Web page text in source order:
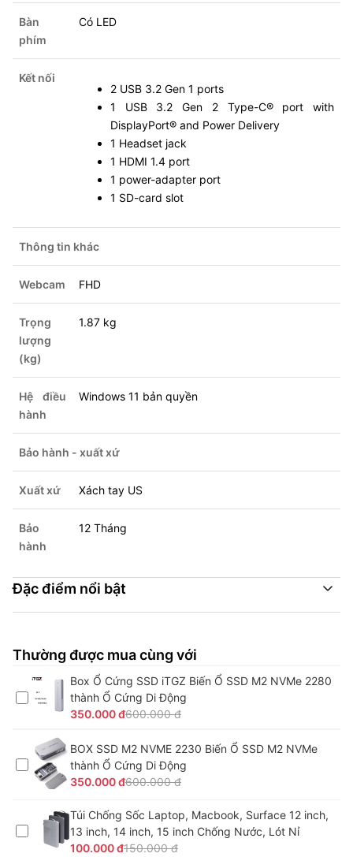
Bàn
phím
Có LED
Kết nối
2 USB 3.2 Gen 1 ports
1 USB 3.2 Gen 2 Type-C® port with
DisplayPort® and Power Delivery
1 Headset jack
1 HDMI 1.4 port
1 power-adapter port
1 SD-card slot
Thông tin khác
Webcam FHD
Trọng
lượng
(kg)
1.87 kg
Hệ điều
hành
Windows 11 bản quyền
Bảo hành - xuất xứ
Xuất xứ Xách tay US
Bảo
hành
12 Tháng
Đặc điểm nổi bật
Thường được mua cùng với
Box Ổ Cứng SSD iTGZ Biến Ổ SSD M2 NVMe 2280
thành Ổ Cứng Di Động
350.000 đ600.000 đ
BOX SSD M2 NVME 2230 Biến Ổ SSD M2 NVMe
thành Ổ Cứng Di Động
350.000 đ600.000 đ
Túi Chống Sốc Laptop, Macbook, Surface 12 inch,
13 inch, 14 inch, 15 inch Chống Nước, Lót Nỉ
100.000 đ150.000 đ